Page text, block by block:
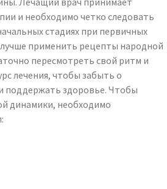
и необходимо четко следовать
стадиях при первичных
применить рецепты народной
пересмотреть свой ритм и
лечения, чтобы забыть о
поддержать здоровье. Чтобы
динамики, необходимо